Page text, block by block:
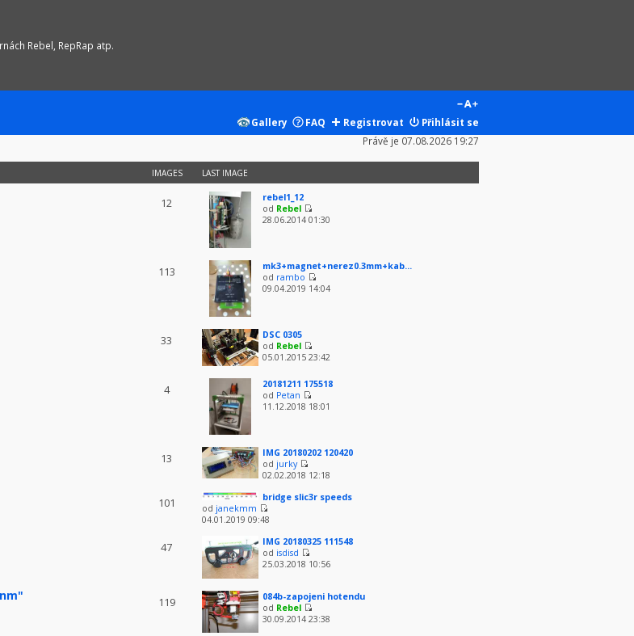
Rebel, RepRap atp.
Gallery
FAQ Registrovat
Přihlásit se
Právě je 07.08.2026 19:27
IMAGES LAST IMAGE
12
rebel1_12
od Rebel
28.06.2014 01:30
113
mk3+magnet+nerez0.3mm+kab...
od rambo
09.04.2019 14:04
33
DSC 0305
od Rebel
05.01.2015 23:42
4
20181211 175518
od Petan
11.12.2018 18:01
13
IMG 20180202 120420
od jurky
02.02.2018 12:18
101
bridge slic3r speeds
od janekmm
04.01.2019 09:48
47
IMG 20180325 111548
od isdisd
25.03.2018 10:56
119
084b-zapojeni hotendu
od Rebel
30.09.2014 23:38